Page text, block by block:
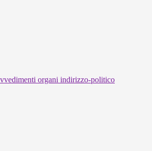
organi indirizzo-politico